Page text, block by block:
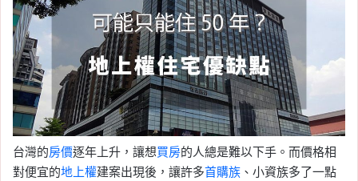
台灣的房價逐年上升，讓想買房的人總是難以下手。而價格相
對便宜的地上權建案出現後，讓許多首購族 、小資族多了一點